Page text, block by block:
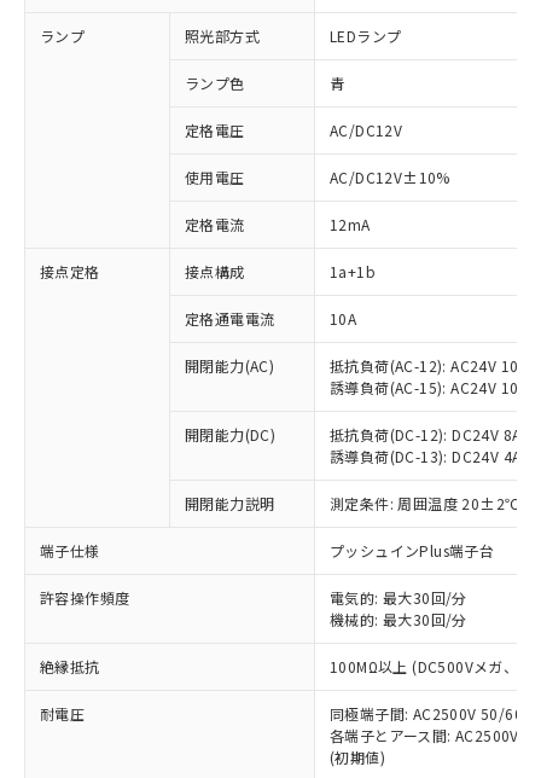
ランプ 照光部方式 LEDランプ
ランプ色 青
定格電圧 AC/DC12V
使用電圧 AC/DC12V±10%
定格電流 12mA
接点定格 接点構成 1a+1b
定格通電電流 10A
開閉能力(AC)
抵抗負荷(AC-12): AC24V 10A/
誘導負荷(AC-15): AC24V
開閉能力(DC)
抵抗負荷(DC-12): DC24V 8A/
誘導負荷(DC-13): DC24V 4A/
開閉能力説明 測定条件: 周囲温度 20±2℃、
端子仕様 プッシュインPlus端子台
許容操作頻度
電気的: 最大30回/分
機械的: 最大30回/分
絶縁抵抗 100MΩ以上 (DC500Vメガ、点
耐電圧
同極端子間: AC2500V 50/
各端子とアース間: AC2500V
(初期値)
以下の条件をお読みいただき、同意のうえ
本サービスは、当社制御機器事業取扱
商品の当社在庫状況および標準価格
(税抜)を提供させていただくもので
当社制御機器事業取扱商品の中には、
本サービスの対象外となる商品もある
ことをご了承ください。
※1 対応状況
対応済み：EU RoHS指令（10物質）の
非含有に対応した製品が提供可能な商品で
対応予定：EU RoHS指令（10物質）の非含
有に対応した製品に切り替える予定のある
対応予定なし：EU RoHS指令（10物質）の
非含有に非対応の商品で、対応品を出す予
調査・確認中：EU RoHS指令（10物質）の
非含有の対応状況を調査中または確認中の
非該当品：ライセンス料など無形物で、有
害物質有無と関係のない商品です。
仕入先様の事情により、非含有部品として
いたものが、含有品と判明した場合などや
「○」：最大均質材料含有率が中国RoHSの
「×」：最大均質材料含有率が中国RoHSの
基準値を超えていることを示します。
当社は、これら貴社製品のうち、外国